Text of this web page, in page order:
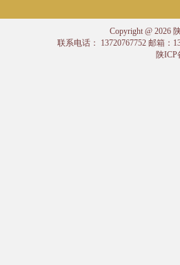
Copyright @ 2026
联系电话： 13720767752 邮箱：
陕ICP